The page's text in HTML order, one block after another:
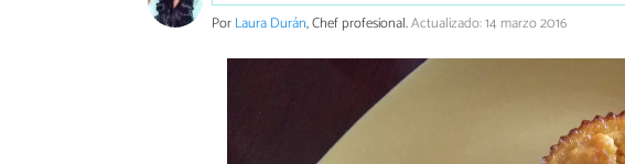
PorLaura Durán, Chef profesional.Actualizado: 14 marzo 2016